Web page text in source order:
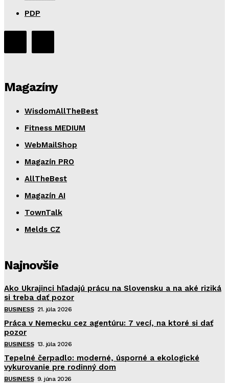
PDP
Magazíny
WisdomAllTheBest
Fitness MEDIUM
WebMailShop
Magazín PRO
AllTheBest
Magazín AI
TownTalk
Melds CZ
Najnovšie
Ako Ukrajinci hľadajú prácu na Slovensku a na aké riziká
si treba dať pozor
BUSINESS 21. júla 2026
Práca v Nemecku cez agentúru: 7 vecí, na ktoré si dať
pozor
BUSINESS 13. júla 2026
Tepelné čerpadlo: moderné, úsporné a ekologické
vykurovanie pre rodinný dom
BUSINESS 9. júna 2026